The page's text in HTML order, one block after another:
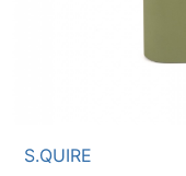
S.QUIRE